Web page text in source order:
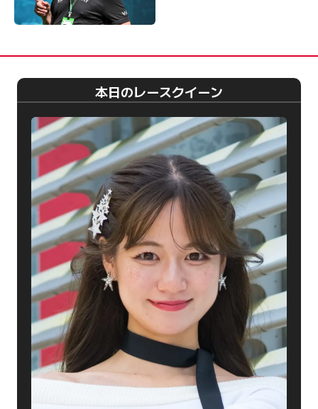
本日のレースクイーン